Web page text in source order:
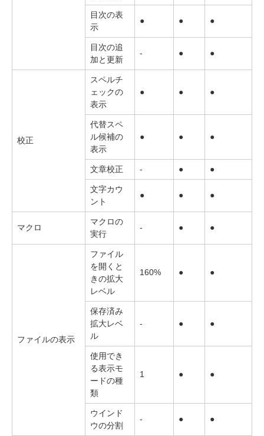
目次の表
示
● ● ●
目次の追
加と更新
- ● ●
校正
スペルチ
ェックの
表示
● ● ●
代替スペ
ル候補の
表示
● ● ●
文章校正 - ● ●
文字カウ
ント
● ● ●
マクロ
マクロの
実行
- ● ●
ファイルの表示
ファイル
を開くと
きの拡大
レベル
160% ● ●
保存済み
拡大レベ
ル
- ● ●
使用でき
る表示モ
ードの種
類
1 ● ●
ウインド
ウの分割
- ● ●